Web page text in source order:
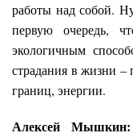
работы над собой.
первую очередь,
экологичным
страдания в жизни –
границ, энергии.
Алексей